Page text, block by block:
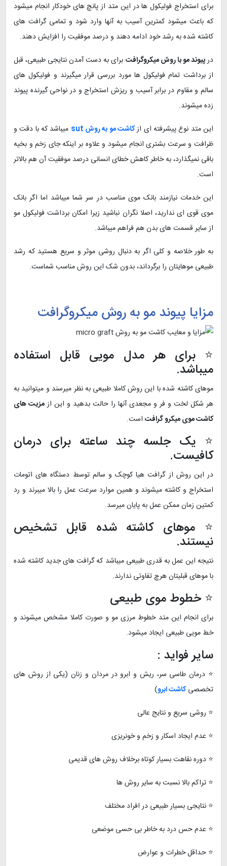
برای استخراج فولیکول ها در این متد از پانچ های خودکار انجام میشود
که باعث میشود کمترین آسیب به آنها وارد شود و تمامی گرافت های
کاشته شده به رشد خود ادامه دهند و درصد موفقیت را افزایش دهند.
درپیوند مو با روش میکروگرافت برای به دست آمدن نتایجی طبیعی، قبل
از برداشت تمام فولیکول ها مورد بررسی قرار میگیرند و فولیکول های
سالم و مقاوم در برابر آسیب و ریزش استخراج و در نواحی گیرنده پیوند
زده میشوند.
این متد نوع پیشرفته ای ازکاشت مو به روش sut
میباشد که با دقت و
ظرافت و سرعت بشتری انجام میشود و علاوه بر اینکه جای زخم و بخیه
باقی نمیگذارد، به خاطر کاهش خطای انسانی درصد موفقیت آن هم بالاتر
است.
این خدمات نیازمند بانک موی مناسب در سر شما میباشد اما اگر بانک
موی قوی ای ندارید، اصلا نگران نباشید زیرا امکان برداشت فولیکول مو
از سایر قسمت های بدن هم فراهم میباشد.
به طور خلاصه و کلی اگر به دنبال روشی موثر و سریع هستید که رشد
طبیعی موهایتان را برگرداند، بدون شک این روش مناسب شماست.
مزایا پیوند مو به روش میکروگرافت
⭐ برای هر مدل مویی قابل استفاده
میباشد.
موهای کاشته شده با این روش کاملا طبیعی به نظر میرسند و میتوانید به
هر شکل لخت و فر و مجعدی آنها را حالت بدهید و این ازمزیت های
کاشت موی میکرو گرافت است.
⭐ یک جلسه چند ساعته برای درمان
کافیست.
در این روش از گرافت هیا کوچک و سالم توسط دستگاه های اتومات
استخراج و کاشته میشوند و همین موارد سرعت عمل را بالا میبرند و رد
کمتین زمان ممکن عمل به پایان میرسد.
⭐ موهای کاشته شده قابل تشخیص
نیستند.
نتیجه این عمل به قدری طبیعی میباشد که گرافت های جدید کاشته شده
با موهای قبلیتان هرچ تفاوتی ندارند.
⭐ خطوط موی طبیعی
برای انجام این متد خطوط مرزی مو و صورت کاملا مشخص میشوند و
خط مویی طبیعی ایجاد میشود.
سایر فواید :
⭐ درمان طاسی سر، ریش و ابرو در مردان و زنان (یکی از روش های
تخصصیکاشت ابرو)
⭐ روشی سریع و نتایج عالی
⭐ عدم ایجاد اسکار و زخم و خونریزی
⭐ دوره نقاهت بسیار کوتاه برخلاف روش های قدیمی
⭐ تراکم بالا نسبت به سایر روش ها
⭐ نتایجی بسیار طبیعی در افراد مختلف
⭐ عدم حس درد به خاطر بی حسی موضعی
⭐ حداقل خطرات و عوارض